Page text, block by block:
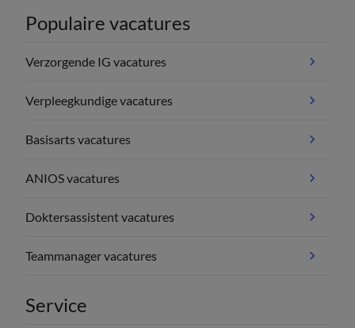
Populaire vacatures
Verzorgende IG vacatures
Verpleegkundige vacatures
Basisarts vacatures
ANIOS vacatures
Doktersassistent vacatures
Teammanager vacatures
Service